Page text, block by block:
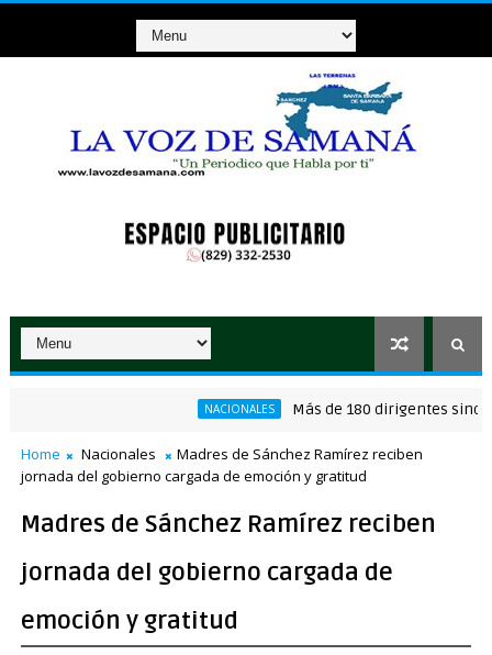
NACIONALES Más de 180 dirigentes
Home Nacionales
Madres de Sánchez Ramírez reciben
jornada del gobierno cargada de emoción y gratitud
Madres de Sánchez Ramírez reciben
jornada del gobierno cargada de
emoción y gratitud